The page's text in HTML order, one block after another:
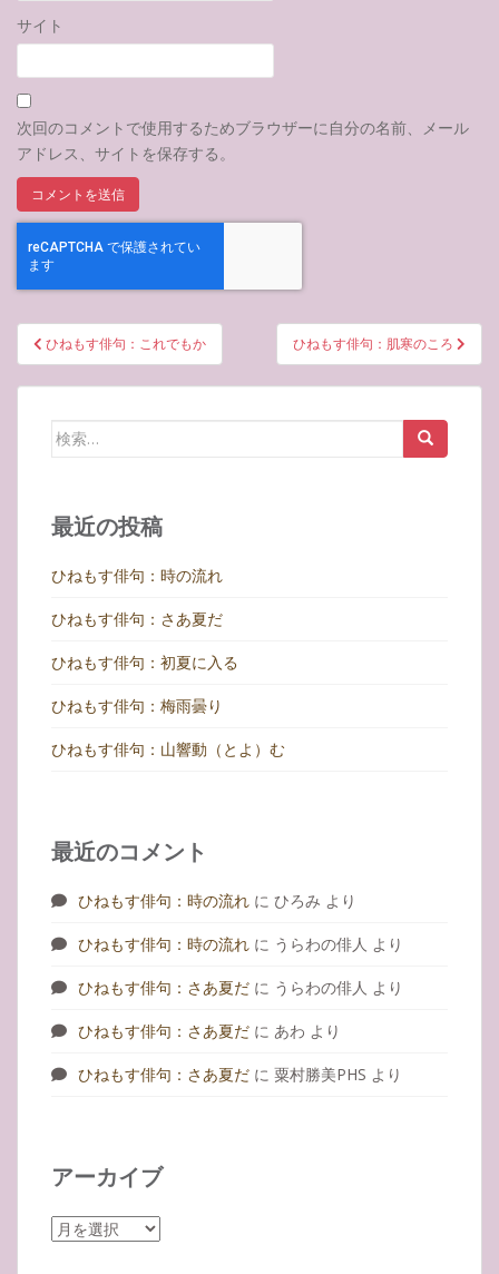
サイト
次回のコメントで使用するためブラウザーに自分の名前、メール
アドレス、サイトを保存する。
投
稿
ナ
ひねもす俳句：これでもか ひねもす俳句：肌寒のころ
検
最近の投稿
ひねもす俳句：時の流れ
ひねもす俳句：さあ夏だ
ひねもす俳句：初夏に入る
ひねもす俳句：梅雨曇り
ひねもす俳句：山響動（とよ）む
最近のコメント
ひねもす俳句：時の流れ に ひろみ より
ひねもす俳句：時の流れ に うらわの俳人 より
ひねもす俳句：さあ夏だ に うらわの俳人 より
ひねもす俳句：さあ夏だ に あわ より
ひねもす俳句：さあ夏だ に 粟村勝美PHS より
アーカイブ
ア